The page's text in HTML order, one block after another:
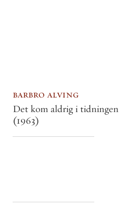
barbro alving
Det kom aldrig i tidningen
(1963)